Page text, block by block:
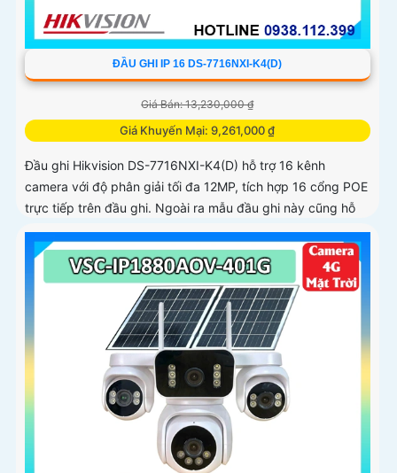
ĐẦU GHI IP 16 DS-7716NXI-K4(D)
Giá Bán: 13,230,000 ₫
Giá Khuyến Mại: 9,261,000 ₫
Đầu ghi Hikvision DS-7716NXI-K4(D) hỗ trợ 16 kênh
camera với độ phân giải tối đa 12MP, tích hợp 16 cổng POE
trực tiếp trên đầu ghi. Ngoài ra mẫu đầu ghi này cũng hỗ
trợ 4 ổ cứng tối đa 10TB/ổ, 16 kênh phát hiện
người/phương tiện cùng nhận diện khuôn mặt thông minh